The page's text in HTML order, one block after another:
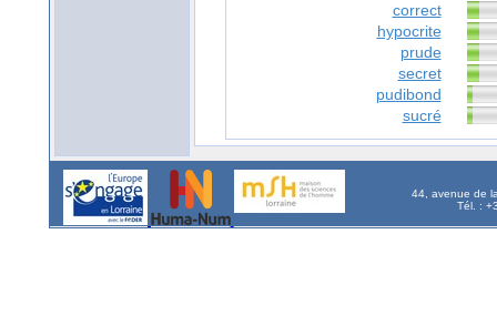
correct
hypocrite
prude
secret
pudibond
sucré
44, avenue de
Tél. :